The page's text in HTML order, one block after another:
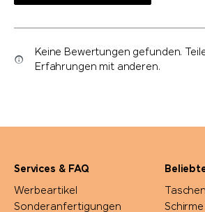
Keine Bewertungen gefunden.
Erfahrungen mit anderen.
Services & FAQ
Werbeartikel
Sonderanfertigungen
Schirme